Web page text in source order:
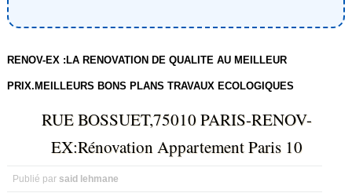
RENOV-EX :LA RENOVATION DE QUALITE AU MEILLEUR
PRIX.MEILLEURS BONS PLANS TRAVAUX ECOLOGIQUES
RUE BOSSUET,75010 PARIS-RENOV-
EX:Rénovation Appartement Paris 10
Publié par said lehmane